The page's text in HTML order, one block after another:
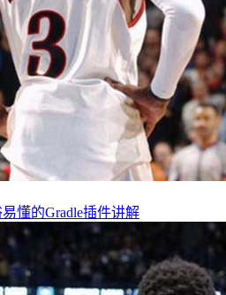
懂的Gradle插件讲解